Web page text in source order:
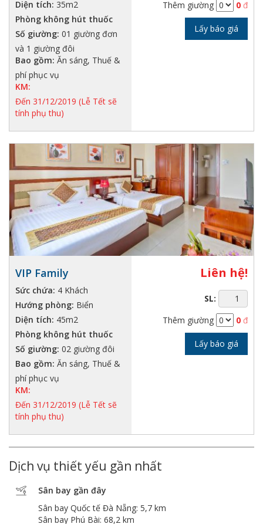
Diện tích: 35m2
Phòng không hút thuốc
Số giường: 01 giường đơn
và 1 giường đôi
Bao gồm: Ăn sáng, Thuế &
phí phục vụ
KM:
Đến 31/12/2019 (Lễ Tết sẽ
tính phụ thu)
Thêm giường
0 đ
Lấy báo giá
VIP Family
Sức chứa: 4 Khách
Hướng phòng: Biển
Diện tích: 45m2
Phòng không hút thuốc
Số giường: 02 giường đôi
Bao gồm: Ăn sáng, Thuế &
phí phục vụ
KM:
Đến 31/12/2019 (Lễ Tết sẽ
tính phụ thu)
Liên hệ!
SL:
Thêm giường
0 đ
Lấy báo giá
Dịch vụ thiết yếu gần nhất
Sân bay gần đây
Sân bay Quốc tế Đà Nẵng: 5,7 km
Sân bay Phú Bài: 68,2 km